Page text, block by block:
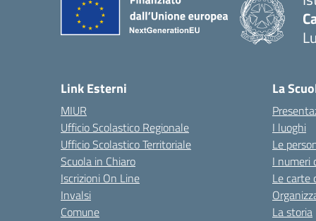
Link Esterni
MIUR
Ufficio Scolastico Regionale
Ufficio Scolastico Territoriale
Scuola in Chiaro
Iscrizioni On Line
Invalsi
Comune
La
I luoghi
Le
I numeri
Le carte
La storia